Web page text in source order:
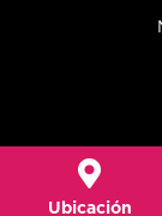
Ubicación